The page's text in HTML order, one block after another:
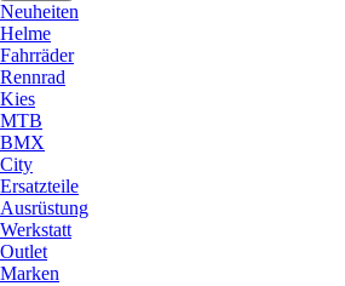
Neuheiten
Helme
Fahrräder
Rennrad
Kies
MTB
BMX
City
Ersatzteile
Ausrüstung
Werkstatt
Outlet
Marken